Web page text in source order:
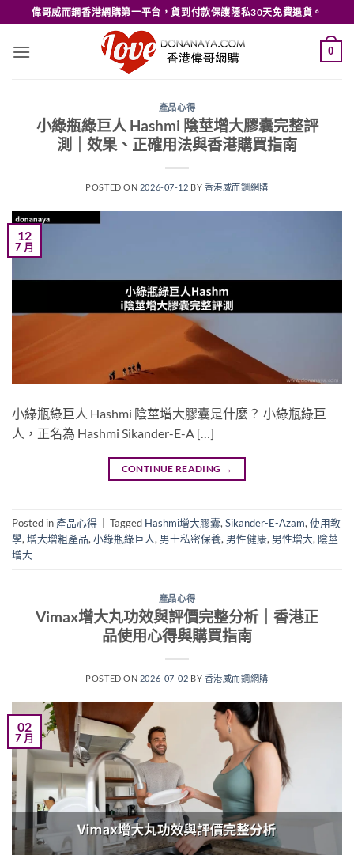
to
content
偉哥威而鋼香港網購第一平台，貨到付款保護隱私30天免費退貨。
0
產品心得
小綠瓶綠巨人 Hashmi 陰莖增大膠囊完整評
測｜效果、正確用法與香港購買指南
POSTED ON 2026-07-12 BY 香港威而鋼網購
12
7 月
小綠瓶綠巨人 Hashmi 陰莖增大膠囊是什麼？ 小綠瓶綠巨
人，正名為 Hashmi Sikander-E-A […]
CONTINUE READING →
Posted in 產品心得 Tagged Hashmi增大膠囊,Sikander-E-Azam,使用教
學,增大增粗產品,小綠瓶綠巨人, 男士私密保養, 男性健康, 男性增大, 陰莖
增大
產品心得
Vimax增大丸功效與評價完整分析｜香港正
品使用心得與購買指南
POSTED ON 2026-07-02 BY 香港威而鋼網購
02
7 月